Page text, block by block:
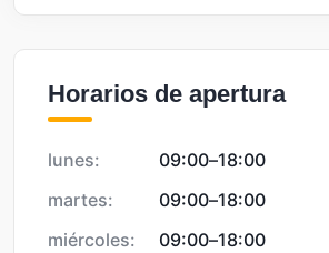
Horarios de apertura
lunes: 09:00–18:00
martes:
09:00–18:00
miércoles:
09:00–18:00